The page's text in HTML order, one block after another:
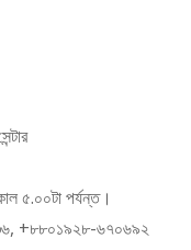
৫.০০টা পর্যন্ত।
+৮৮০১৯২৮-৬৭০৬৯২